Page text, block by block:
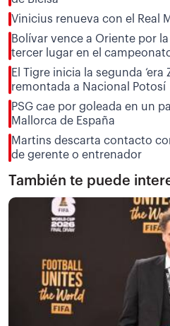
Vinicius renueva con el Real
Bolívar vence a Oriente por
tercer lugar en el
El Tigre inicia la segunda
remontada a Nacional Potosí
PSG cae por goleada en un
Mallorca de España
Martins descarta contacto
de gerente o entrenador
También te puede